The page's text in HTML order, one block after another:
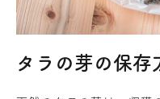
タラの芽の保存